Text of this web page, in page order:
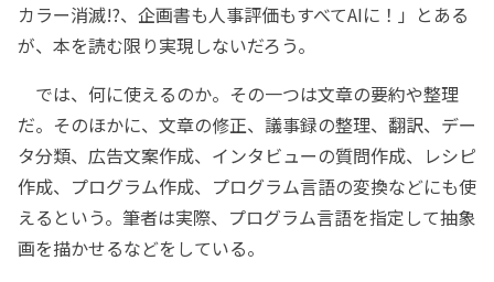
カラー消滅!?、企画書も人事評価もすべてAIに！」とある
が、本を読む限り実現しないだろう。
では、何に使えるのか。その一つは文章の要約や整理
だ。そのほかに、文章の修正、議事録の整理、翻訳、デー
タ分類、広告文案作成、インタビューの質問作成、レシピ
作成、プログラム作成、プログラム言語の変換などにも使
えるという。筆者は実際、プログラム言語を指定して抽象
画を描かせるなどをしている。